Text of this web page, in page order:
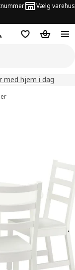
Vælg varehus
Log ind her
Huskeliste
Kurv
med hjem i dag